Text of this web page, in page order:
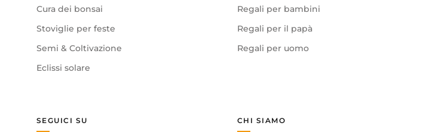
Cura dei bonsai
Stoviglie per feste
Semi & Coltivazione
Eclissi solare
Regali per bambini
Regali per il papà
Regali per uomo
CHI SIAMO
SEGUICI SU